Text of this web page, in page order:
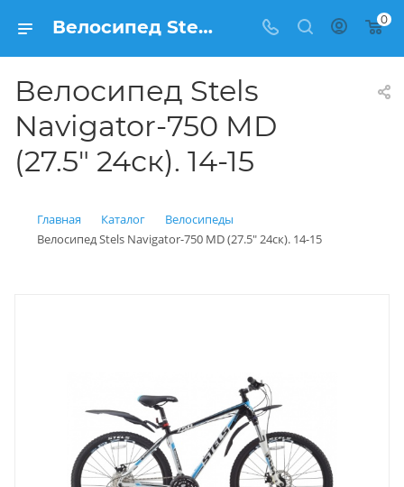
Велосипед Stels Navigator-750 MD (27.5" 24ск). 14-15 купить: цена 28 400 рублей в Балашихе | Интернет магазин Вело150 0
Велосипед Stels
Navigator-750 MD
(27.5" 24ск). 14-15
Главная Каталог
Велосипеды
Велосипед Stels Navigator-750 MD (27.5" 24ск). 14-15